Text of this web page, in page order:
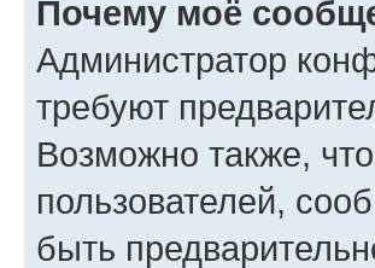
Почему моё
Администратор
требуют
Возможно также,
пользователей,
быть